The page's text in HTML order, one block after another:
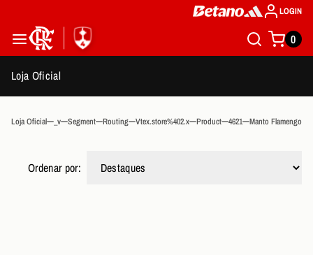
LOGIN
0
Loja Oficial
Loja Oficial _v Segment Routing Vtex.store%402.x Product 4621 Manto Flamengo
Ordenar por: